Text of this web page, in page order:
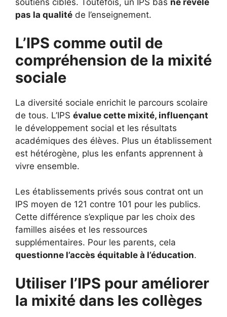
soutiens ciblés. Toutefois, un IPS bas ne révèle
pas la qualité de l’enseignement.
L’IPS comme outil de
compréhension de la mixité
sociale
La diversité sociale enrichit le parcours scolaire
de tous. L’IPS évalue cette mixité, influençant
le développement social et les résultats
académiques des élèves. Plus un établissement
est hétérogène, plus les enfants apprennent à
vivre ensemble.
Les établissements privés sous contrat ont un
IPS moyen de 121 contre 101 pour les publics.
Cette différence s’explique par les choix des
familles aisées et les ressources
supplémentaires. Pour les parents, cela
questionne l’accès équitable à l’éducation.
Utiliser l’IPS pour améliorer
la mixité dans les collèges